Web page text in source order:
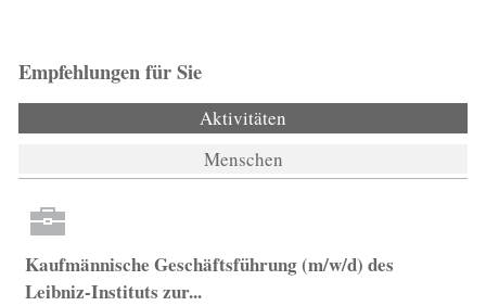
Empfehlungen für Sie
Aktivitäten
Menschen
Kaufmännische Geschäftsführung (m/w/d) des
Leibniz-Instituts zur...